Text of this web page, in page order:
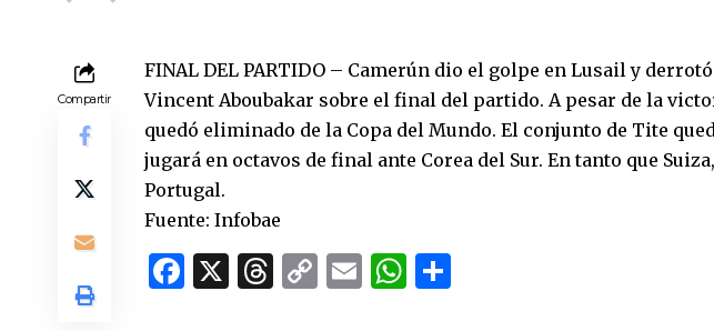
Compartir
FINAL DEL PARTIDO – Camerún dio el golpe en Lusail y
Vincent Aboubakar sobre el final del partido. A pesar de la
quedó eliminado de la Copa del Mundo. El conjunto de Tite
jugará en octavos de final ante Corea del Sur. En tanto que
Portugal.
Fuente: Infobae
Facebook
X Threads
CopyEmailWhatsApp